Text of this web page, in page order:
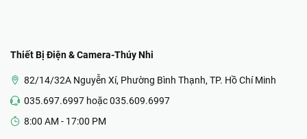
Thiết Bị Điện & Camera-Thúy Nhi
82/14/32A Nguyễn Xí, Phường Bình Thạnh, TP. Hồ Chí Minh
035.697.6997 hoặc 035.609.6997
8:00 AM - 17:00 PM